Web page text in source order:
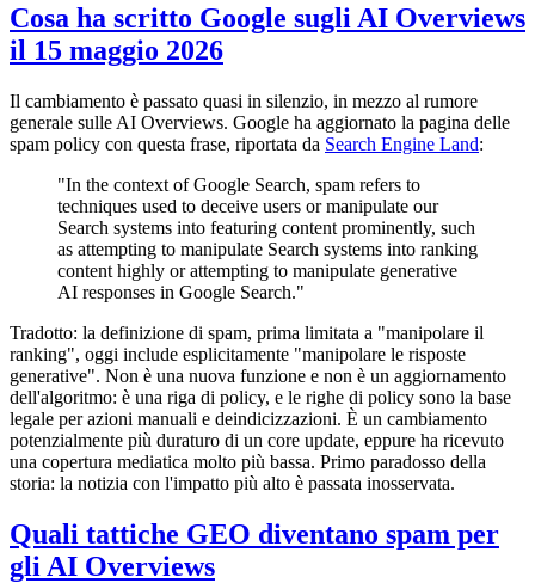
Cosa ha scritto Google sugli AI Overviews
il 15 maggio 2026
Il cambiamento è passato quasi in silenzio, in mezzo al rumore
generale sulle AI Overviews. Google ha aggiornato la pagina delle
spam policy con questa frase, riportata da Search Engine Land:
"In the context of Google Search, spam refers to
techniques used to deceive users or manipulate our
Search systems into featuring content prominently, such
as attempting to manipulate Search systems into ranking
content highly or attempting to manipulate generative
AI responses in Google Search."
Tradotto: la definizione di spam, prima limitata a "manipolare il
ranking", oggi include esplicitamente "manipolare le risposte
generative". Non è una nuova funzione e non è un aggiornamento
dell'algoritmo: è una riga di policy, e le righe di policy sono la base
legale per azioni manuali e deindicizzazioni. È un cambiamento
potenzialmente più duraturo di un core update, eppure ha ricevuto
una copertura mediatica molto più bassa. Primo paradosso della
storia: la notizia con l'impatto più alto è passata inosservata.
Quali tattiche GEO diventano spam per
gli AI Overviews